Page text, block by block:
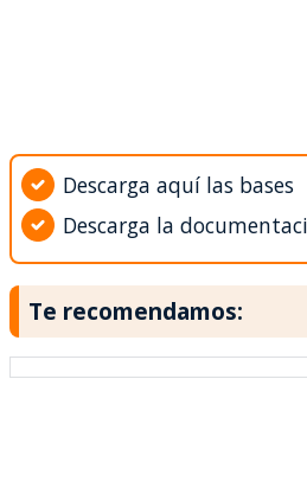
Descarga aquí las bases
Descarga la
Te recomendamos: